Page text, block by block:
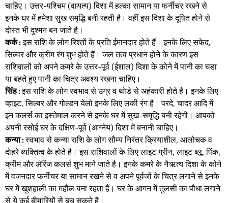
चाहिए। उत्तर-पश्चिम (वायत्य) दिशा में हल्का सामान या फर्नीचर रखने से
इनके घर में हमेशा सुख समृद्धि बनी रहती है। वहीं इस दिशा के दूषित होने से
दोस्त भी दुश्मन बन जाते है।
कर्क :इस राशि के लोग रिश्तों के प्रति ईमानदार होते हैं। इनके लिए सफेद,
सिल्वर और क्रीम रंग शुभ होते हैं। जल तत्व प्रधान होने के कारण इस
राशिवालों को अपने कमरे के उत्तर-पूर्व (ईशाल) दिशा के कोने में पानी का घडा
या बहते हुए पानी का चित्र अवश्य रखना चाहिए।
सिंह :इस राशि के लोग स्वभाव से उग्र व थोडे से अहंकारी होते है। इनके लिए
व्हाइट, सिल्वर और गोल्डन येलो इनके लिए लकी रंग है। परदे, चादर आदि में
इन कलर्स का इस्तेमाल करने से इनके घर में सुख-समृद्धि बनी रहेगी। आपको
अपनी रसोई घर के दक्षिण-पूर्व (आग्नेय) दिशा में बनानी चाहिए।
कन्या :स्वभाव से कन्या राशि के लोग सौम्य निरंतर क्रियाशील, आलोचक व
दोहरे व्यक्तित्व के होते है। इस राशिवालों के लिए लाइट ग्रीन, लाइट ब्लू, पिंक,
क्रीम और ऑरेंज कलर्स शुभ माने जाते है। इनके कमरे के नैऋत्य दिशा के कोने
में वजनदार फर्नीचर या सामान रखने से व अपने पूर्वजों के चित्र लगाने से इनके
घर में खुशहाली का महौल बना रहता है। घर के आगन में तुलसी का पौधा लगाने
से ये कई बीमारियों से बच सकते है।